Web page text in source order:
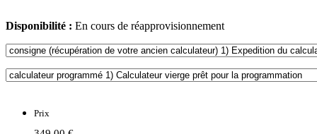
Disponibilité : En cours de réapprovisionnement
Prix